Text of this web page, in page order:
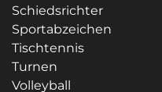
Schiedsrichter
Sportabzeichen
Tischtennis
Turnen
Volleyball